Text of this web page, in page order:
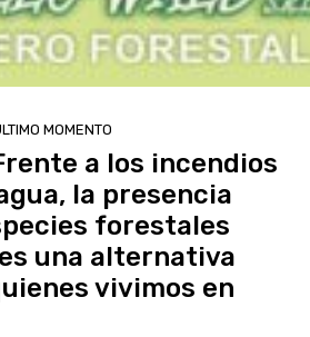
MOMENTO
a los incendios
la presencia
forestales
una alternativa
vivimos en